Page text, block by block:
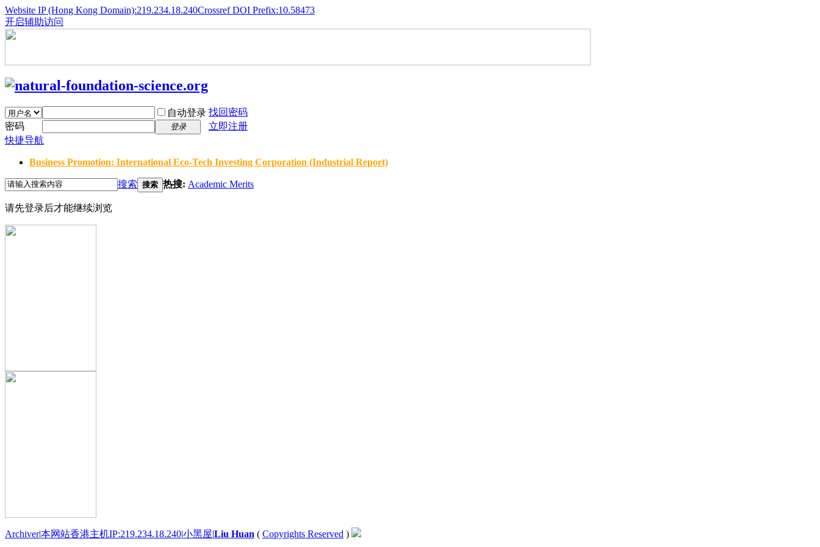
Website IP (Hong Kong Domain):219.234.18.240Crossref DOI Prefix:10.58473
开启辅助访问
自动登录 找回密码
密码
登录
立即注册
快捷导航
Business Promotion: International Eco-Tech Investing Corporation (Industrial Report)
搜索 搜索 热搜: Academic Merits
请先登录后才能继续浏览
Archiver|本网站香港主机IP:219.234.18.240|小黑屋|Liu Huan ( Copyrights Reserved )